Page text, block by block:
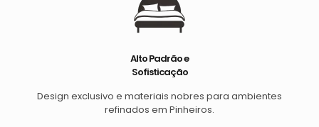
Alto Padrão e
Sofisticação
Design exclusivo e materiais nobres para ambientes
refinados em Pinheiros.